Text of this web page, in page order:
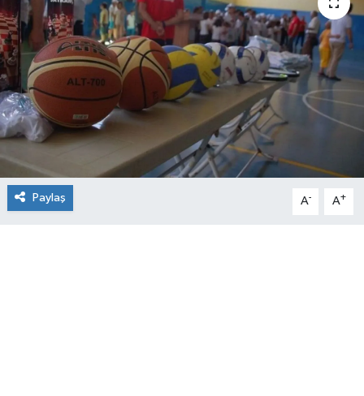
Paylaş A- A+